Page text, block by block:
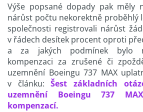
Výše popsané dopady pak měly
nárůst počtu nekorektně proběhlý
společnosti registrovali nárůst
v řádech desítek procent oproti
a za jakých podmínek bylo
kompenzaci za zrušené či
uzemnění Boeingu 737 MAX
v článku:Šest základních
uzemnění Boeingu 737
kompenzací.